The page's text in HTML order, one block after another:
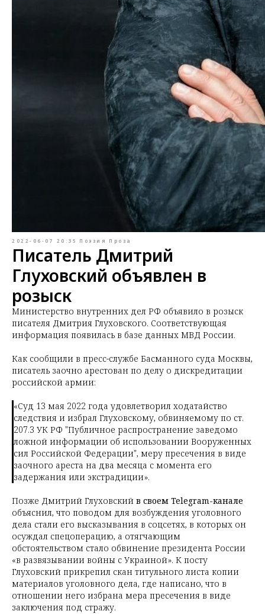
2022-06-07 20:35 Поэзия Проза
Писатель Дмитрий
Глуховский объявлен в
розыск
Министерство внутренних дел РФ объявило в розыск
писателя Дмитрия Глуховского. Соответствующая
информация появилась в базе данных МВД России.
Как сообщили в пресс-службе Басманного суда Москвы,
писатель заочно арестован по делу о дискредитации
российской армии:
«Суд 13 мая 2022 года удовлетворил ходатайство
следствия и избрал Глуховскому, обвиняемому по ст.
207.3 УК РФ "Публичное распространение заведомо
ложной информации об использовании Вооруженных
сил Российской Федерации", меру пресечения в виде
заочного ареста на два месяца с момента его
задержания или экстрадиции».
Позже Дмитрий Глуховский в своем Telegram-канале
объяснил, что поводом для возбуждения уголовного
дела стали его высказывания в соцсетях, в которых он
осуждал спецоперацию, а отягчающим
обстоятельством стало обвинение президента России
«в развязывании войны с Украиной». К посту
Глуховский прикрепил скан титульного листа копии
материалов уголовного дела, где написано, что в
отношении него избрана мера пресечения в виде
заключения под стражу.